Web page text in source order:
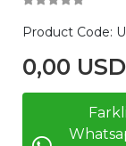
Product Code:
0,00 USD